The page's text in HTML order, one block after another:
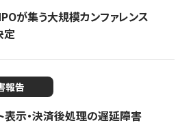
が集う大規模カンファレンス
定
報告
表示・決済後処理の遅延障害